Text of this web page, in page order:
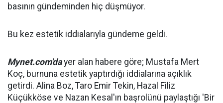
basının gündeminden hiç düşmüyor.
Bu kez estetik iddialarıyla gündeme geldi.
Mynet.com'dayer alan habere göre; Mustafa Mert
Koç, burnuna estetik yaptırdığı iddialarına açıklık
getirdi. Alina Boz, Taro Emir Tekin, Hazal Filiz
Küçükköse ve Nazan Kesal'ın başrolünü paylaştığı 'Bir